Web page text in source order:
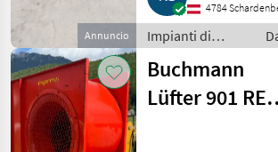
Annuncio
4784
Impianti di
movimentazione
e trasporto /
Soffiatori
Buchmann
Lüfter 901 RE